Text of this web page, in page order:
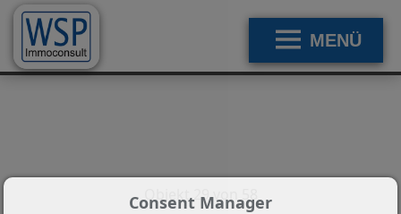
MENÜ
Objekt 29 von 58
Consent Manager